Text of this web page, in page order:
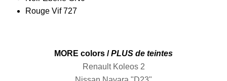
Rouge Vif 727
MORE colors /PLUS de teintes
Renault Koleos 2